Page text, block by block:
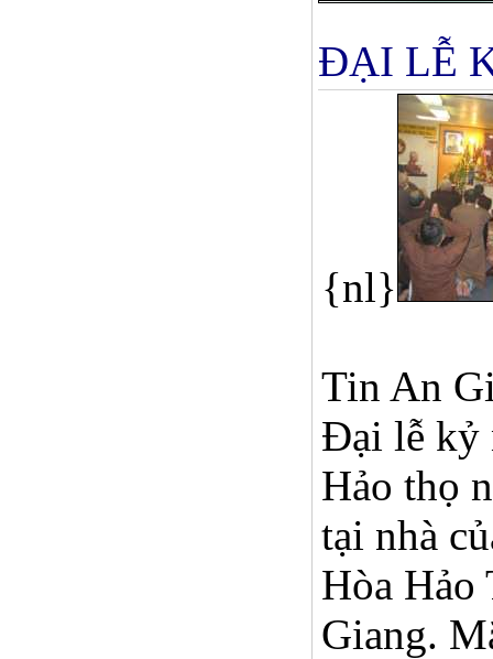
ÐẠI LỄ
{nl}
Tin An
Ðại lễ kỷ
Hảo thọ
tại nhà
Hòa
Giang.